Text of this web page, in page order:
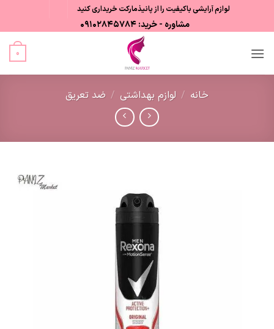
لوازم آرایشی باکیفیت را از پانیذمارکت خریداری کنید
مشاوره - خرید: 09102845784
0
خانه / لوازم بهداشتی / ضد تعریق